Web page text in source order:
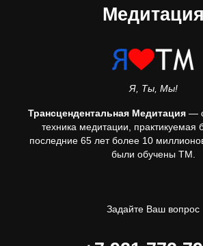
Медитация
Я, Ты, Мы!
Трансцендентальная Медитация —
техника медитации, практикуемая
последние 65 лет более 10
были обучены ТМ.
Задайте Ваш вопрос